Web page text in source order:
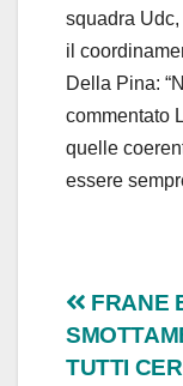
squadra
il
Della Pina:
commentato
quelle
essere
FRANE
TUTTI